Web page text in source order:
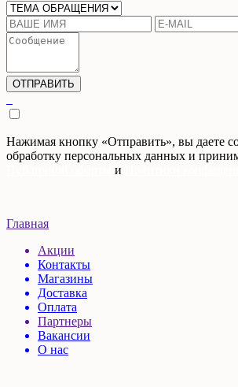
Нажимая кнопку «Отправить», вы даете
обработку персональных данных и
и
Главная
Акции
Контакты
Магазины
Доставка
Оплата
Партнеры
Вакансии
О нас